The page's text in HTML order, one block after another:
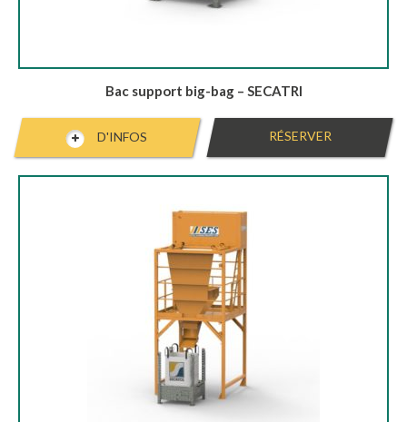
Bac support big-bag – SECATRI
D'INFOS RÉSERVER